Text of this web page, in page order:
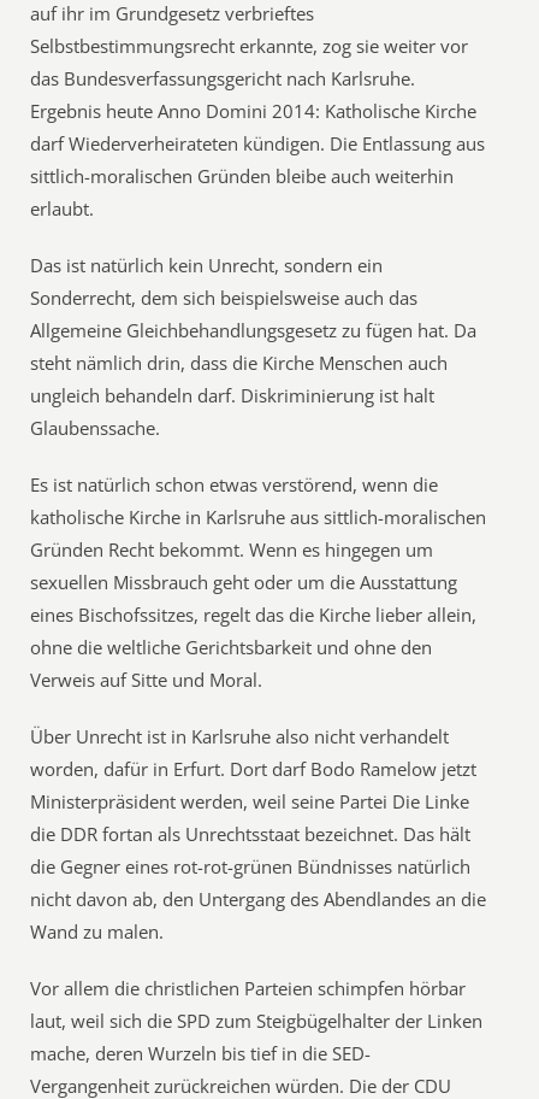
auf ihr im Grundgesetz verbrieftes
Selbstbestimmungsrecht erkannte, zog sie weiter vor
das Bundesverfassungsgericht nach Karlsruhe.
Ergebnis heute Anno Domini 2014: Katholische Kirche
darf Wiederverheirateten kündigen. Die Entlassung aus
sittlich-moralischen Gründen bleibe auch weiterhin
erlaubt.
Das ist natürlich kein Unrecht, sondern ein
Sonderrecht, dem sich beispielsweise auch das
Allgemeine Gleichbehandlungsgesetz zu fügen hat. Da
steht nämlich drin, dass die Kirche Menschen auch
ungleich behandeln darf. Diskriminierung ist halt
Glaubenssache.
Es ist natürlich schon etwas verstörend, wenn die
katholische Kirche in Karlsruhe aus sittlich-moralischen
Gründen Recht bekommt. Wenn es hingegen um
sexuellen Missbrauch geht oder um die Ausstattung
eines Bischofssitzes, regelt das die Kirche lieber allein,
ohne die weltliche Gerichtsbarkeit und ohne den
Verweis auf Sitte und Moral.
Über Unrecht ist in Karlsruhe also nicht verhandelt
worden, dafür in Erfurt. Dort darf Bodo Ramelow jetzt
Ministerpräsident werden, weil seine Partei Die Linke
die DDR fortan als Unrechtsstaat bezeichnet. Das hält
die Gegner eines rot-rot-grünen Bündnisses natürlich
nicht davon ab, den Untergang des Abendlandes an die
Wand zu malen.
Vor allem die christlichen Parteien schimpfen hörbar
laut, weil sich die SPD zum Steigbügelhalter der Linken
mache, deren Wurzeln bis tief in die SED-
Vergangenheit zurückreichen würden. Die der CDU